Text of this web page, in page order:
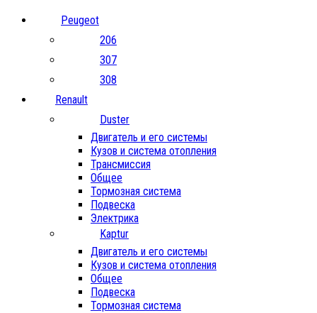
Peugeot
206
307
308
Renault
Duster
Двигатель и его системы
Кузов и система отопления
Трансмиссия
Общее
Тормозная система
Подвеска
Электрика
Kaptur
Двигатель и его системы
Кузов и система отопления
Общее
Подвеска
Тормозная система